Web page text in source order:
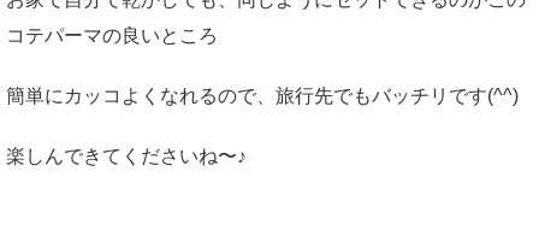
コテパーマの良いところ
簡単にカッコよくなれるので、旅行先でもバッチリです(^^)
楽しんできてくださいね〜♪